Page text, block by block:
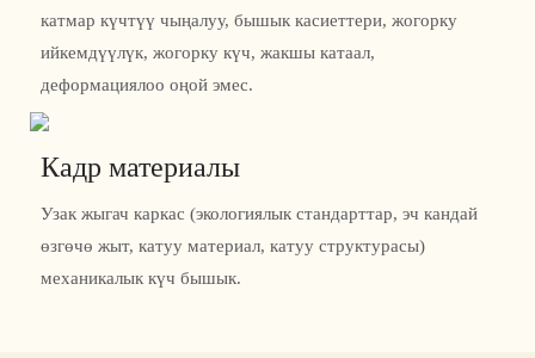
катмар күчтүү чыңалуу, бышык касиеттери, жогорку
ийкемдүүлүк, жогорку күч, жакшы катаал,
деформациялоо оңой эмес.
Кадр материалы
Узак жыгач каркас (экологиялык стандарттар, эч кандай
өзгөчө жыт, катуу материал, катуу структурасы)
механикалык күч бышык.